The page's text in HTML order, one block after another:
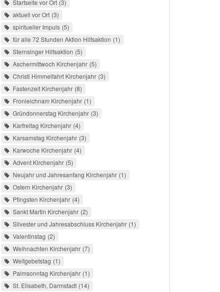
Startseite vor Ort 3
aktuell vor Ort 3
spiritueller Impuls 5
für alle 72 Stunden Aktion Hilfsaktion 1
Sternsinger Hilfsaktion 5
Aschermittwoch Kirchenjahr 5
Christi Himmelfahrt Kirchenjahr 3
Fastenzeit Kirchenjahr 8
Fronleichnam Kirchenjahr 1
Gründonnerstag Kirchenjahr 3
Karfreitag Kirchenjahr 4
Karsamstag Kirchenjahr 3
Karwoche Kirchenjahr 4
Advent Kirchenjahr 5
Neujahr und Jahresanfang Kirchenjahr 1
Ostern Kirchenjahr 3
Pfingsten Kirchenjahr 4
Sankt Martin Kirchenjahr 2
Silvester und Jahresabschluss Kirchenjahr 1
Valentinstag 2
Weihnachten Kirchenjahr 7
Weltgebetstag 1
Palmsonntag Kirchenjahr 1
St. Elisabeth, Darmstadt 14